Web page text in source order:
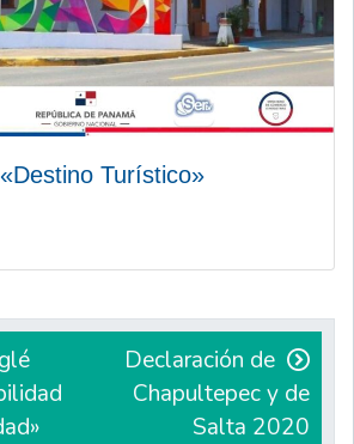
Turístico»
Declaración de
Chapultepec y de
Salta 2020